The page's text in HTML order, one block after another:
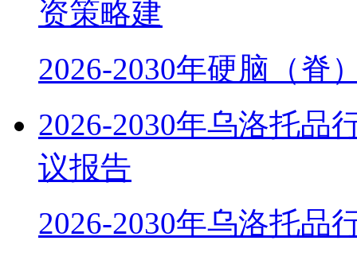
资策略建
2026-2030年硬脑（脊
2026-2030年乌洛托品
议报告
2026-2030年乌洛托品